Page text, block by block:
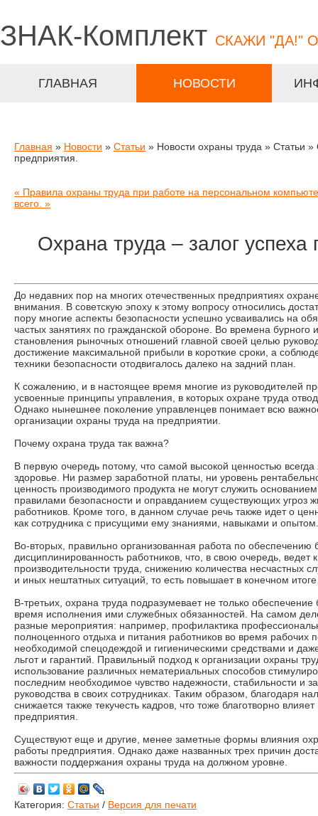
ЗНАК-Комплект СКАЖИ "ДА!"
ГЛАВНАЯ НОВОСТИ
Главная » Новости » Статьи » Новости охраны труда » Статьи »
предприятия.
« Правила охраны труда при работе на персональном
всего. »
Охрана труда – залог успеха
До недавних пор на многих отечественных предприятиях
внимания. В советскую эпоху к этому вопросу относились
пору многие аспекты безопасности успешно усваивались на
частых занятиях по гражданской обороне. Во времена бурного
становления рыночных отношений главной своей целью
достижение максимальной прибыли в короткие сроки, а
техники безопасности отодвигалось далеко на задний план.
К сожалению, и в настоящее время многие из руководителей
усвоенные принципы управления, в которых охране труда
Однако нынешнее поколение управленцев понимает всю
организации охраны труда на предприятии.
Почему охрана труда так важна?
В первую очередь потому, что самой высокой ценностью всегда
здоровье. Ни размер заработной платы, ни уровень
ценность производимого продукта не могут служить
правилами безопасности и оправданием существующих угроз
работников. Кроме того, в данном случае речь также идет о
как сотрудника с присущими ему знаниями, навыками и опытом.
Во-вторых, правильно организованная работа по обеспечению
дисциплинированность работников, что, в свою очередь,
производительности труда, снижению количества несчастных
и иных нештатных ситуаций, то есть повышает в конечном
В-третьих, охрана труда подразумевает не только обеспечение
время исполнения ими служебных обязанностей. На самом
разные мероприятия: например, профилактика
полноценного отдыха и питания работников во время рабочих
необходимой спецодеждой и гигиеническими средствами и
льгот и гарантий. Правильный подход к организации охраны
использование различных нематериальных способов
последним необходимое чувство надежности, стабильности и
руководства в своих сотрудниках. Таким образом, благодаря
снижается также текучесть кадров, что тоже благотворно
предприятия.
Существуют еще и другие, менее заметные формы влияния
работы предприятия. Однако даже названных трех причин
важности поддержания охраны труда на должном уровне.
Категория: Статьи / Версия для печати